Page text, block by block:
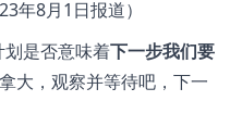
年8月1日报道）
划是否意味着下一步我们要
大，观察并等待吧，下一